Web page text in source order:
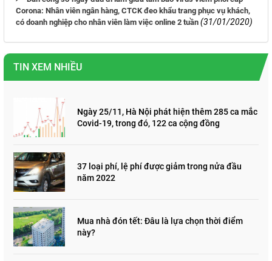
Corona: Nhân viên ngân hàng, CTCK đeo khẩu trang phục vụ khách,
có doanh nghiệp cho nhân viên làm việc online 2 tuần (31/01/2020)
TIN XEM NHIỀU
Ngày 25/11, Hà Nội phát hiện thêm 285 ca mắc
Covid-19, trong đó, 122 ca cộng đồng
37 loại phí, lệ phí được giảm trong nửa đầu
năm 2022
Mua nhà đón tết: Đâu là lựa chọn thời điểm
này?